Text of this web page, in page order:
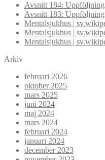
Avsnitt 184: Uppföljning
Avsnitt 183: Uppföljning
Mentalsjukhus |
Mentalsjukhus |
Mentalsjukhus |
Arkiv
februari 2026
oktober 2025
mars 2025
juni 2024
maj 2024
mars 2024
februari 2024
januari 2024
december 2023